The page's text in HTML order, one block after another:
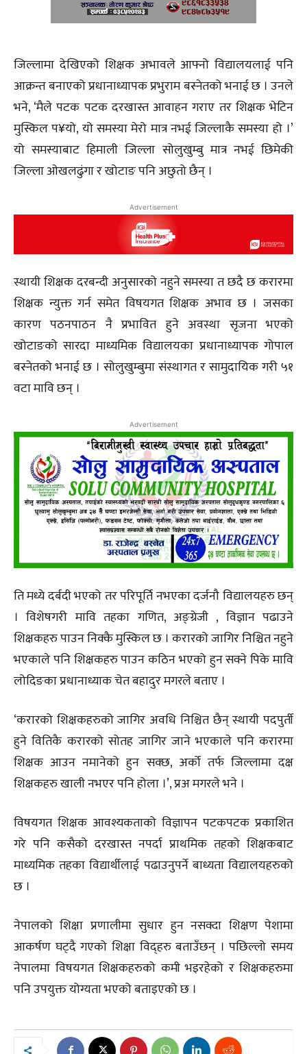
जिल्लामा देखिएको शिक्षक अभावले आफ्नो विद्यालयलाई पनि
आक्रन्त बनाएको प्रधानाध्यापक प्रभुराम बस्नेतको भनाई छ । उनले
भने, ‘मैले पटक पटक दरखास्त आवाहन गराए तर शिक्षक भेटिन
मुस्किल प¥यो, यो समस्या मेरो मात्र नभई जिल्लाकै समस्या हो ।’
यो समस्याबाट हिमाली जिल्ला सोलुखुम्बु मात्र नभई छिमेकी
जिल्ला ओखलढुंगा र खोटाङ पनि अछुतो छैन् ।
Advertisement
स्थायी शिक्षक दरबन्दी अनुसारको नहुने समस्या त छदै छ करारमा
शिक्षक न्युक्त गर्न समेत विषयगत शिक्षक अभाव छ । जसका
कारण पठनपाठन नै प्रभावित हुने अवस्था सृजना भएको
खोटाङको सारदा माध्यमिक विद्यालयका प्रधानाध्यापक गोपाल
बस्नेतको भनाई छ । सोलुखुम्बुमा संस्थागत र सामुदायिक गरी ५१
वटा मावि छन् ।
Advertisement
ति मध्ये दर्बदी भएको तर परिपूर्ति नभएका दर्जनौ विद्यालयहरु छन्
। विशेषगरी मावि तहका गणित, अङ्ग्रेजी , विज्ञान पढाउने
शिक्षकहरु पाउन निक्कै मुस्किल छ । करारको जागिर निश्चित नहुने
भएकाले पनि शिक्षकहरु पाउन कठिन भएको हुन सक्ने पिके मावि
लोदिङका प्रधानाध्याक चेत बहादुर मगरले बताए ।
‘करारको शिक्षकहरुको जागिर अवधि निश्चित छैन् स्थायी पदपुर्ती
हुने वितिकै करारको सोतह जागिर जाने भएकाले पनि करारमा
शिक्षक आउन नमानेको हुन सक्छ, अर्को तर्फ जिल्लामा दक्ष
शिक्षकहरु खाली नभएर पनि होला ।’, प्रअ मगरले भने ।
विषयगत शिक्षक आवश्यकताको विज्ञापन पटकपटक प्रकाशित
गरे पनि कसैको दरखास्त नपर्दा प्राथमिक तहको शिक्षकबाट
माध्यमिक तहका विद्यार्थीलाई पढाउनुपर्ने बाध्यता विद्यालयहरुको
छ ।
नेपालको शिक्षा प्रणालीमा सुधार हुन नसक्दा शिक्षण पेशामा
आकर्षण घट्दै गएको शिक्षा विद्हरु बताउँछन् । पछिल्लो समय
नेपालमा विषयगत शिक्षकहरुको कमी भइरहेको र शिक्षकहरुमा
पनि उपयुक्त योग्यता भएको बताइएको छ ।